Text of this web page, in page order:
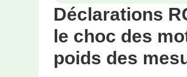
Déclarations
le choc des
poids des